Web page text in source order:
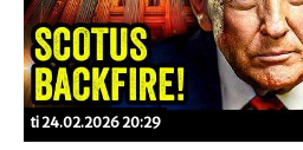
ti 24.02.2026 20:29